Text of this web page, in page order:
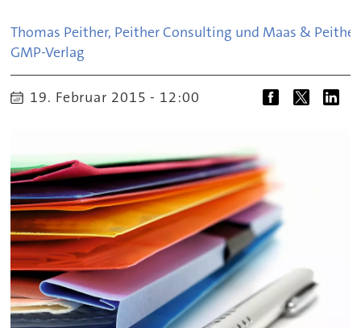
Thomas Peither, Peither Consulting und Maas & Peither
GMP-Verlag
19. Februar 2015 - 12:00